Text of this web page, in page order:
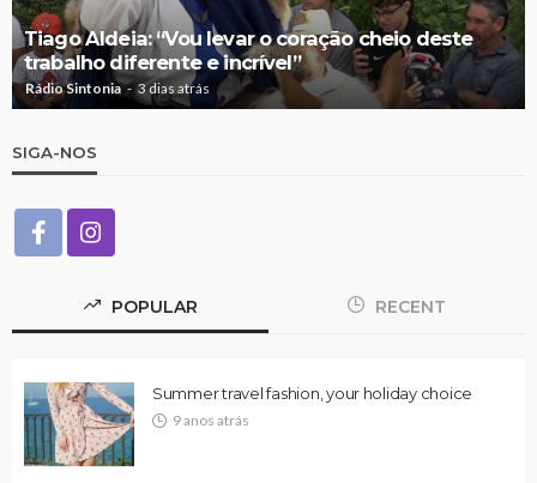
Tiago Aldeia: “Vou levar o coração cheio deste
trabalho diferente e incrível”
Rádio Sintonia 3 dias atrás
SIGA-NOS
POPULAR RECENT
Summer travel fashion, your holiday choice
9 anos atrás